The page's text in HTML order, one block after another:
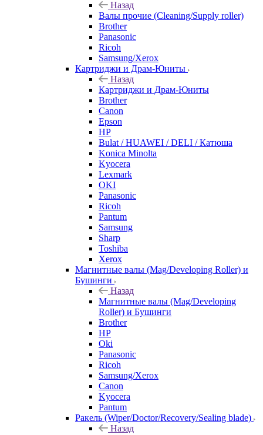
Назад
Валы прочие (Cleaning/Supply roller)
Brother
Panasonic
Ricoh
Samsung/Xerox
Картриджи и Драм-Юниты
Назад
Картриджи и Драм-Юниты
Brother
Canon
Epson
HP
Bulat / HUAWEI / DELI / Катюша
Konica Minolta
Kyocera
Lexmark
OKI
Panasonic
Ricoh
Pantum
Samsung
Sharp
Toshiba
Xerox
Магнитные валы (Mag/Developing Roller) и
Бушинги
Назад
Магнитные валы (Mag/Developing
Roller) и Бушинги
Brother
HP
Oki
Panasonic
Ricoh
Samsung/Xerox
Canon
Kyocera
Pantum
Ракель (Wiper/Doctor/Recovery/Sealing blade)
Назад